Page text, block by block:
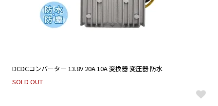
DCDCコンバーター 13.8V 20A 10A 変換器 変圧器 防水
SOLD OUT